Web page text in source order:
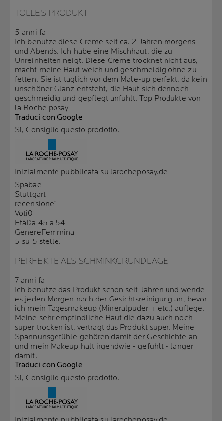
TOLLES PRODUKT
5 anni fa
Ich benutze diese Creme seit ca. 2 Jahren morgens
und Abends. Ich habe eine Mischhaut, die zu
Unreinheiten neigt. Diese Creme trocknet nicht aus,
macht meine Haut weich und geschmeidig ohne zu
fetten. Sie ist täglich vor dem Male-up perfekt, da kein
unschöner Glanz entsteht, die Haut sich dennoch
geschmeidig und gepflegt anfühlt. Top Produkte von
la Roche posay
Traduci con Google
Sì, Consiglio questo prodotto.
Inizialmente pubblicata su larocheposay.de
Spabae
Stuttgart
recensione1
Voti0
EtàDa 45 a 54
GenereFemmina
5 su 5 stelle.
PERFEKTE ALS SCHMINKGRUNDLAGE
7 anni fa
Ich benutze das Produkt schon seit Jahren und wende
es jeden Morgen nach der Gesichtsreinigung an, bevor
ich mein Tagesmakeup (Mineralpuder + etc.) auflege.
Meine sehr empfindliche Haut die dazu auch noch
super trocken ist, verträgt das Produkt super. Meine
Spannunsgefühle gehören damit der Geschichte an
und mein Makeup hält irgendwie - gefühlt - länger
damit.
Traduci con Google
Sì, Consiglio questo prodotto.